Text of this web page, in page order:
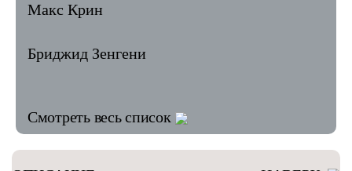
Макс Крин
Бриджид Зенгени
Смотреть весь список